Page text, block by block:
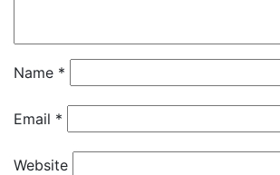
Name *
Email *
Website